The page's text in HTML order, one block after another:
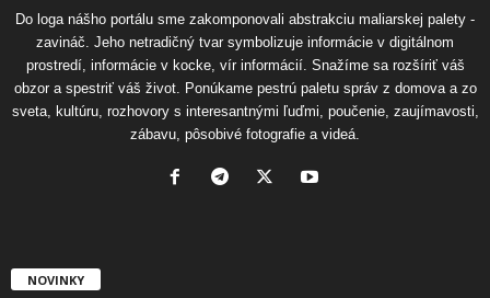
Do loga nášho portálu sme zakomponovali abstrakciu maliarskej palety -
zavináč. Jeho netradičný tvar symbolizuje informácie v digitálnom
prostredí, informácie v kocke, vír informácií. Snažíme sa rozšíriť váš
obzor a spestriť váš život. Ponúkame pestrú paletu správ z domova a zo
sveta, kultúru, rozhovory s interesantnými ľuďmi, poučenie, zaujímavosti,
zábavu, pôsobivé fotografie a videá.
NOVINKY